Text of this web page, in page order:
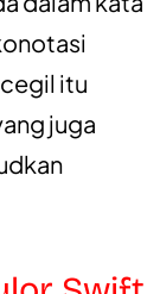
itu
juga